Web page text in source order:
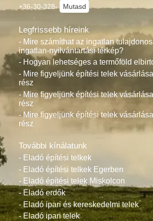
+36-30-328-
Mutasd
Legfrissebb híreink
- Mire számíthat az ingatlan
ingatlan-nyilvántartási térkép?
- Hogyan lehetséges a termőföld
- Mire figyeljünk építési telek
rész
- Mire figyeljünk építési telek
rész
- Mire figyeljünk építési telek
rész
További kínálatunk
- Eladó építési telkek
- Eladó építési telkek Egerben
- Eladó építési telek Miskolcon
- Eladó erdők
- Eladó ipari és kereskedelmi telek
- Eladó ipari telek